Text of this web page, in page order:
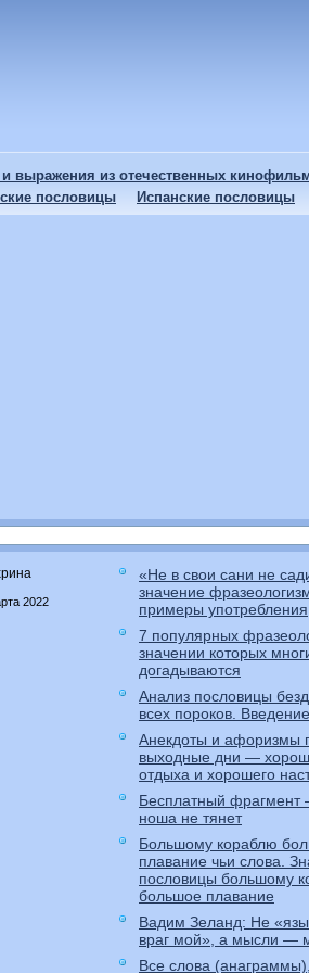
выражения из отечественных
пословицы Испанские пословицы
2022
«Не в свои сани не
значение
примеры употребления
7 популярных
значении которых
догадываются
Анализ пословицы
всех пороков.
Анекдоты и афоризмы
выходные дни —
отдыха и хорошего
Бесплатный фрагмент
ноша не тянет
Большому кораблю
плавание чьи слова.
пословицы большому
большое плавание
Вадим Зеланд: Не
враг мой», а мысли —
Все слова